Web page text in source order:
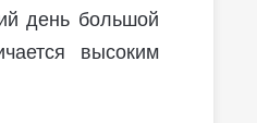
день большой
высоким